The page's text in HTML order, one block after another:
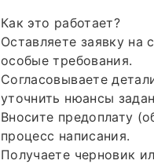
Как это работает?
Оставляете заявку на
особые требования.
Согласовываете
уточнить нюансы
Вносите предоплату
процесс написания.
Получаете черновик